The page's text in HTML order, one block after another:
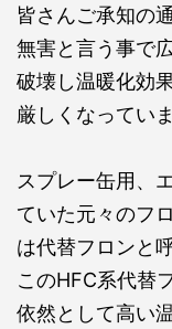
皆さんご承知の
無害と言う事で
破壊し温暖化効
厳しくなっていま
スプレー缶用、
ていた元々のフ
は代替フロンと
このHFC系代替
依然として高い